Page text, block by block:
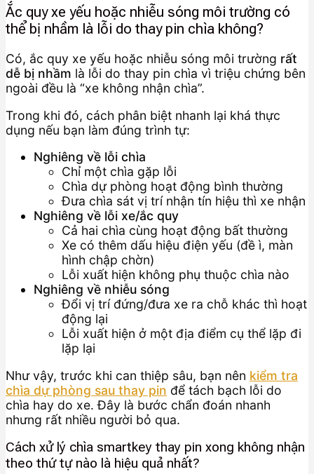
Ắc quy xe yếu hoặc nhiễu sóng môi trường có
thể bị nhầm là lỗi do thay pin chìa không?
Có, ắc quy xe yếu hoặc nhiễu sóng môi trường rất
dễ bị nhầm là lỗi do thay pin chìa vì triệu chứng bên
ngoài đều là “xe không nhận chìa”.
Trong khi đó, cách phân biệt nhanh lại khá thực
dụng nếu bạn làm đúng trình tự:
Nghiêng về lỗi chìa
Chỉ một chìa gặp lỗi
Chìa dự phòng hoạt động bình thường
Đưa chìa sát vị trí nhận tín hiệu thì xe nhận
Nghiêng về lỗi xe/ắc quy
Cả hai chìa cùng hoạt động bất thường
Xe có thêm dấu hiệu điện yếu (đề ì, màn
hình chập chờn)
Lỗi xuất hiện không phụ thuộc chìa nào
Nghiêng về nhiễu sóng
Đổi vị trí đứng/đưa xe ra chỗ khác thì hoạt
động lại
Lỗi xuất hiện ở một địa điểm cụ thể lặp đi
lặp lại
Như vậy, trước khi can thiệp sâu, bạn nên kiểm tra
chìa dự phòng sau thay pin để tách bạch lỗi do
chìa hay do xe. Đây là bước chẩn đoán nhanh
nhưng rất nhiều người bỏ qua.
Cách xử lý chìa smartkey thay pin xong không nhận
theo thứ tự nào là hiệu quả nhất?